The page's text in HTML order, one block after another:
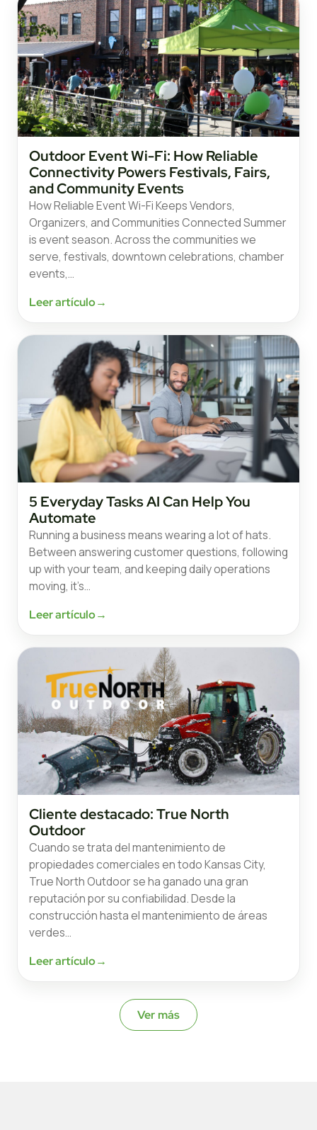
Outdoor Event Wi-Fi: How Reliable
Connectivity Powers Festivals, Fairs,
and Community Events
How Reliable Event Wi-Fi Keeps Vendors,
Organizers, and Communities Connected Summer
is event season. Across the communities we
serve, festivals, downtown celebrations, chamber
events,…
Leer artículo→
5 Everyday Tasks AI Can Help You
Automate
Running a business means wearing a lot of hats.
Between answering customer questions, following
up with your team, and keeping daily operations
moving, it’s…
Leer artículo→
Cliente destacado: True North
Outdoor
Cuando se trata del mantenimiento de
propiedades comerciales en todo Kansas City,
True North Outdoor se ha ganado una gran
reputación por su confiabilidad. Desde la
construcción hasta el mantenimiento de áreas
verdes…
Leer artículo→
Ver más